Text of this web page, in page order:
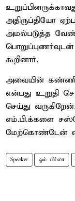
அதிருப்தியோ
அமல்படுத்த
கூறினார்.
அவையின்
என்பது உறுதி
செய்து
எம்.பி.க்களை
மேற்கொண்டேன்
Speaker ஓம் பிர்லா